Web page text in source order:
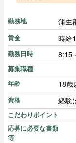
勤務地 蒲生
賃金 時給
勤務日時 8:15
募集職種
年齢
18歳
資格 経験
こだわりポイント
応募に必要な書類
等